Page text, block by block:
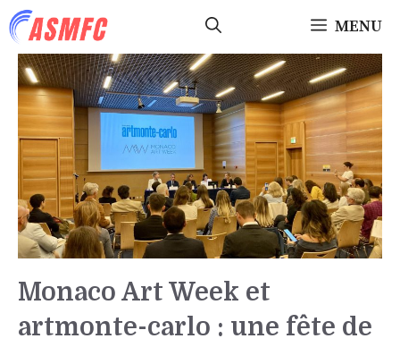
Aller
au
contenu
MENU
Monaco Art Week et
artmonte-carlo : une fête de